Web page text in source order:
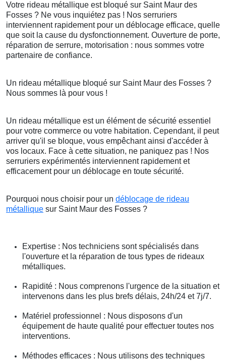
Votre rideau métallique est bloqué sur Saint Maur des
Fosses ? Ne vous inquiétez pas ! Nos serruriers
interviennent rapidement pour un déblocage efficace, quelle
que soit la cause du dysfonctionnement. Ouverture de porte,
réparation de serrure, motorisation : nous sommes votre
partenaire de confiance.
Un rideau métallique bloqué sur Saint Maur des Fosses ?
Nous sommes là pour vous !
Un rideau métallique est un élément de sécurité essentiel
pour votre commerce ou votre habitation. Cependant, il peut
arriver qu'il se bloque, vous empêchant ainsi d'accéder à
vos locaux. Face à cette situation, ne paniquez pas ! Nos
serruriers expérimentés interviennent rapidement et
efficacement pour un déblocage en toute sécurité.
Pourquoi nous choisir pour un déblocage de rideau
métallique sur Saint Maur des Fosses ?
Expertise : Nos techniciens sont spécialisés dans
l'ouverture et la réparation de tous types de rideaux
métalliques.
Rapidité : Nous comprenons l'urgence de la situation et
intervenons dans les plus brefs délais, 24h/24 et 7j/7.
Matériel professionnel : Nous disposons d'un
équipement de haute qualité pour effectuer toutes nos
interventions.
Méthodes efficaces : Nous utilisons des techniques